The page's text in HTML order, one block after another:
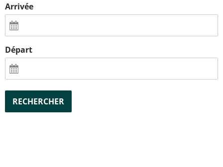
Arrivée
Départ
RECHERCHER